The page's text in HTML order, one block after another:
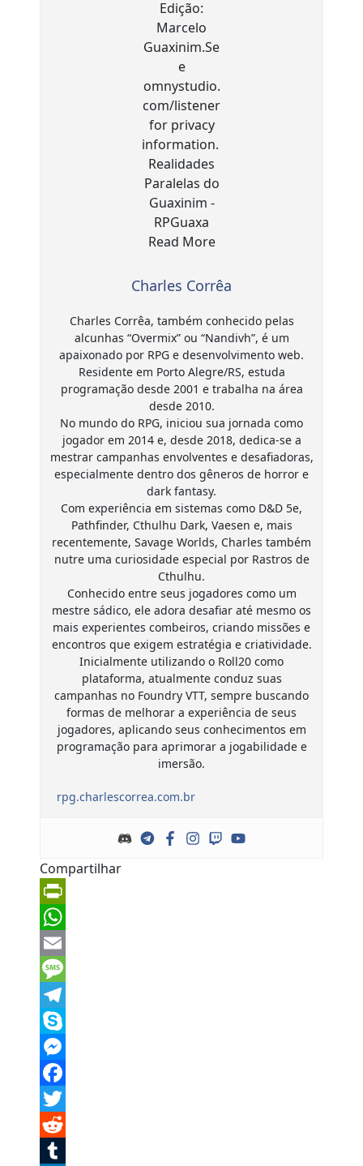
Charles Corrêa
Charles Corrêa, também conhecido pelas
alcunhas “Overmix” ou “Nandivh”, é um
apaixonado por RPG e desenvolvimento web.
Residente em Porto Alegre/RS, estuda
programação desde 2001 e trabalha na área
desde 2010.
No mundo do RPG, iniciou sua jornada como
jogador em 2014 e, desde 2018, dedica-se a
mestrar campanhas envolventes e desafiadoras,
especialmente dentro dos gêneros de horror e
dark fantasy.
Com experiência em sistemas como D&D 5e,
Pathfinder, Cthulhu Dark, Vaesen e, mais
recentemente, Savage Worlds, Charles também
nutre uma curiosidade especial por Rastros de
Cthulhu.
Conhecido entre seus jogadores como um
mestre sádico, ele adora desafiar até mesmo os
mais experientes combeiros, criando missões e
encontros que exigem estratégia e criatividade.
Inicialmente utilizando o Roll20 como
plataforma, atualmente conduz suas
campanhas no Foundry VTT, sempre buscando
formas de melhorar a experiência de seus
jogadores, aplicando seus conhecimentos em
programação para aprimorar a jogabilidade e
imersão.
rpg.charlescorrea.com.br
Compartilhar
PrintFriendly
WhatsApp
Email
Message
Telegram
Skype
Messenger
Facebook
Twitter
Reddit